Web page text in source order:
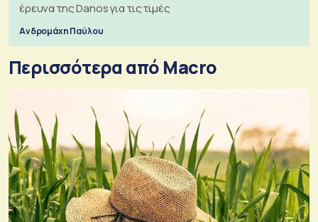
έρευνα της Danos για τις τιμές
Ανδρομάχη Παύλου
Περισσότερα από Macro